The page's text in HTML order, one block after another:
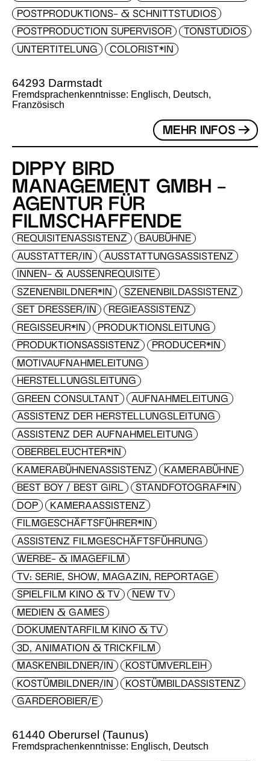
POSTPRODUKTIONS- & SCHNITTSTUDIOS
POSTPRODUCTION SUPERVISOR
TONSTUDIOS
UNTERTITELUNG
COLORIST*IN
64293 Darmstadt
Fremdsprachenkenntnisse: Englisch, Deutsch,
Französisch
MEHR INFOS
DIPPY BIRD
MANAGEMENT GMBH -
AGENTUR FÜR
FILMSCHAFFENDE
REQUISITENASSISTENZ
BAUBÜHNE
AUSSTATTER/IN
AUSSTATTUNGSASSISTENZ
INNEN- & AUSSENREQUISITE
SZENENBILDNER*IN
SZENENBILDASSISTENZ
SET DRESSER/IN
REGIEASSISTENZ
REGISSEUR*IN
PRODUKTIONSLEITUNG
PRODUKTIONSASSISTENZ
PRODUCER*IN
MOTIVAUFNAHMELEITUNG
HERSTELLUNGSLEITUNG
GREEN CONSULTANT
AUFNAHMELEITUNG
ASSISTENZ DER HERSTELLUNGSLEITUNG
ASSISTENZ DER AUFNAHMELEITUNG
OBERBELEUCHTER*IN
KAMERABÜHNENASSISTENZ
KAMERABÜHNE
BEST BOY / BEST GIRL
STANDFOTOGRAF*IN
DOP
KAMERAASSISTENZ
FILMGESCHÄFTSFÜHRER*IN
ASSISTENZ FILMGESCHÄFTSFÜHRUNG
WERBE- & IMAGEFILM
TV: SERIE, SHOW, MAGAZIN, REPORTAGE
SPIELFILM KINO & TV
NEW TV
MEDIEN & GAMES
DOKUMENTARFILM KINO & TV
3D, ANIMATION & TRICKFILM
MASKENBILDNER/IN
KOSTÜMVERLEIH
KOSTÜMBILDNER/IN
KOSTÜMBILDASSISTENZ
GARDEROBIER/E
61440 Oberursel (Taunus)
Fremdsprachenkenntnisse: Englisch, Deutsch